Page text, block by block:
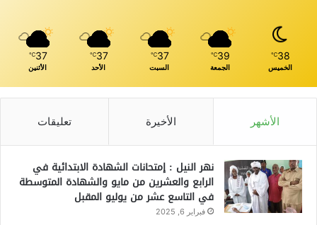
38
℃
الخميس
39
℃
الجمعة
37
℃
السبت
37
℃
الأحد
37
℃
الأثنين
الأشهر الأخيرة تعليقات
نهر النيل : إمتحانات الشهادة الابتدائية في
الرابع والعشرين من مايو والشهادة المتوسطة
في التاسع عشر من يوليو المقبل
فبراير 6, 2025